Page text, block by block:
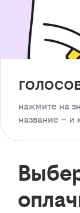
нажмите на
название – и